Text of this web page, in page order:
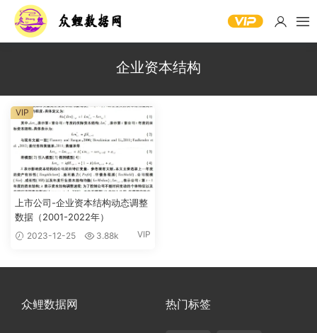
企业资本结构
上市公司-企业资本结构动态调整
数据（2001-2022年）
2023-12-25 3.88k VIP
VIP
众鲤数据网 热门标签